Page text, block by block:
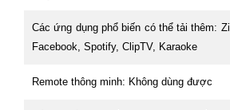
Các ứng dụng phổ biến có thể tải thêm:
Facebook, Spotify, ClipTV, Karaoke
Remote thông minh: Không dùng được